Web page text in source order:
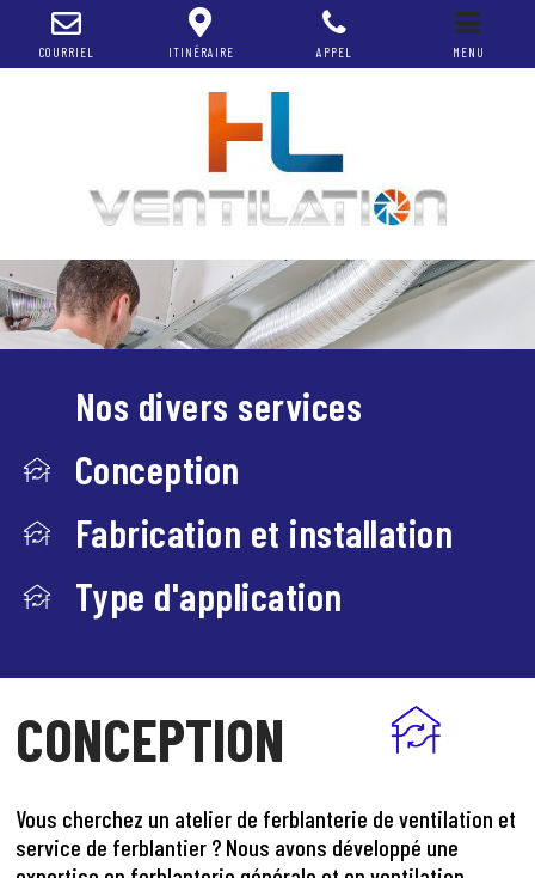
COURRIEL ITINÉRAIRE APPEL MENU
Nos divers services
Conception
Fabrication et installation
Type d'application
CONCEPTION
Vous cherchez un atelier de ferblanterie de ventilation et
service de ferblantier ? Nous avons développé une